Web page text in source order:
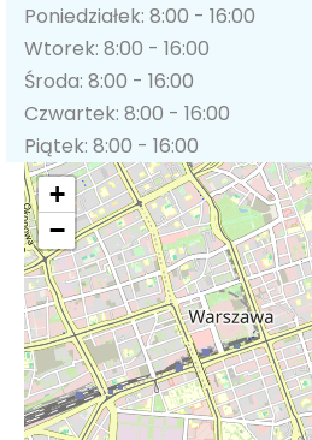
Poniedziałek: 8:00 - 16:00
Wtorek: 8:00 - 16:00
Środa: 8:00 - 16:00
Czwartek: 8:00 - 16:00
Piątek: 8:00 - 16:00
+
−